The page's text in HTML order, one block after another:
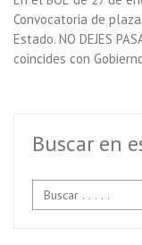
Convocatoria de
Estado. NO DEJES
coincides con
Buscar en